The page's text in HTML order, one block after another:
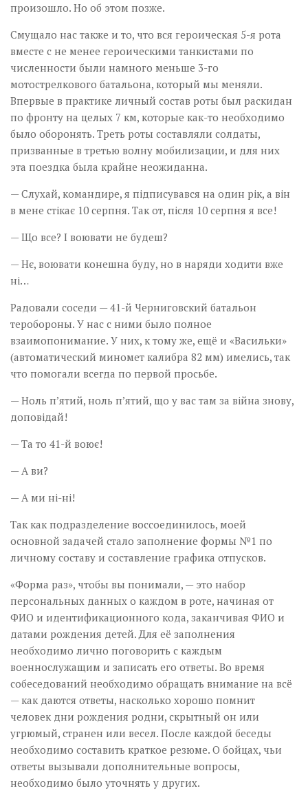
произошло. Но об этом позже.
Смущало нас также и то, что вся героическая 5-я рота
вместе с не менее героическими танкистами по
численности были намного меньше 3-го
мотострелкового батальона, который мы меняли.
Впервые в практике личный состав роты был раскидан
по фронту на целых 7 км, которые как-то необходимо
было оборонять. Треть роты составляли солдаты,
призванные в третью волну мобилизации, и для них
эта поездка была крайне неожиданна.
— Слухай, командире, я підписувався на один рік, а він
в мене стікає 10 серпня. Так от, після 10 серпня я все!
— Що все? І воювати не будеш?
— Нє, воювати конешна буду, но в наряди ходити вже
ні…
Радовали соседи — 41-й Черниговский батальон
теробороны. У нас с ними было полное
взаимопонимание. У них, к тому же, ещё и «Васильки»
(автоматический миномет калибра 82 мм) имелись, так
что помогали всегда по первой просьбе.
— Ноль п’ятий, ноль п’ятий, що у вас там за війна знову,
доповідай!
— Та то 41-й воює!
— А ви?
— А ми ні-ні!
Так как подразделение воссоединилось, моей
основной задачей стало заполнение формы №1 по
личному составу и составление графика отпусков.
«Форма раз», чтобы вы понимали, — это набор
персональных данных о каждом в роте, начиная от
ФИО и идентификационного кода, заканчивая ФИО и
датами рождения детей. Для её заполнения
необходимо лично поговорить с каждым
военнослужащим и записать его ответы. Во время
собеседований необходимо обращать внимание на всё
— как даются ответы, насколько хорошо помнит
человек дни рождения родни, скрытный он или
угрюмый, странен или весел. После каждой беседы
необходимо составить краткое резюме. О бойцах, чьи
ответы вызывали дополнительные вопросы,
необходимо было уточнять у других.